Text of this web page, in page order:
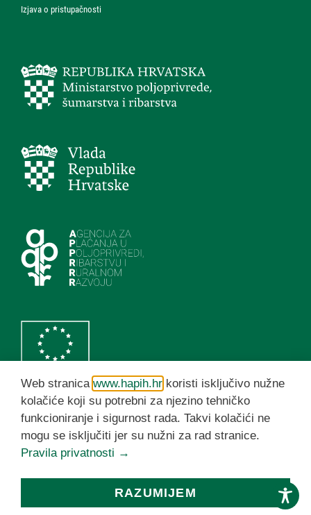
Izjava o pristupačnosti
HAPIH YouTube kanal
Web stranica www.hapih.hr koristi isključivo nužne
kolačiće koji su potrebni za njezino tehničko
funkcioniranje i sigurnost rada. Takvi kolačići ne
mogu se isključiti jer su nužni za rad stranice.
Pravila privatnosti →
RAZUMIJEM